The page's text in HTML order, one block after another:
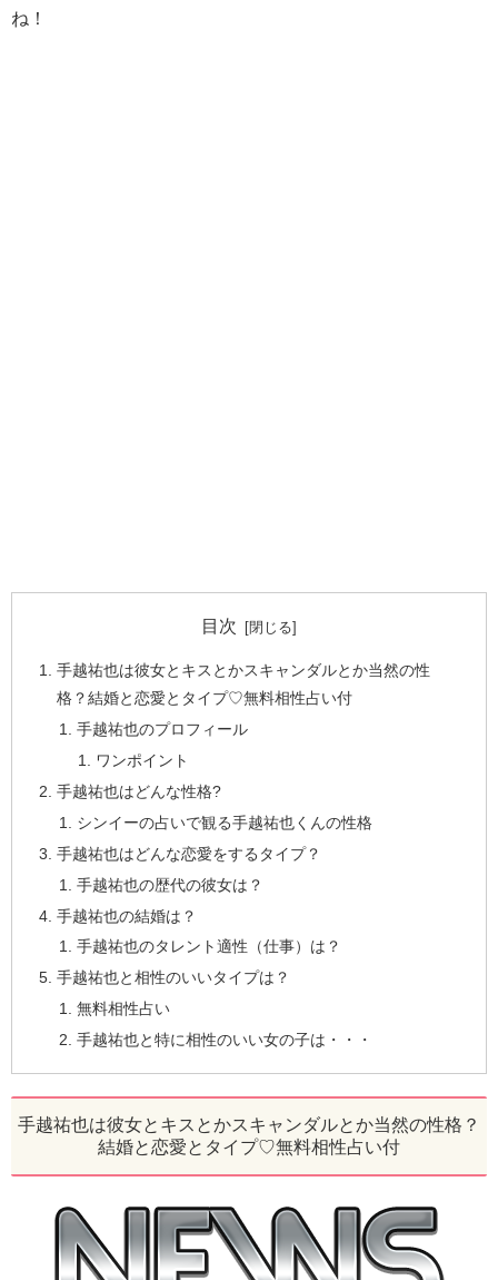
ね！
目次
手越祐也は彼女とキスとかスキャンダルとか当然の性
格？結婚と恋愛とタイプ♡無料相性占い付
手越祐也のプロフィール
ワンポイント
手越祐也はどんな性格?
シンイーの占いで観る手越祐也くんの性格
手越祐也はどんな恋愛をするタイプ？
手越祐也の歴代の彼女は？
手越祐也の結婚は？
手越祐也のタレント適性（仕事）は？
手越祐也と相性のいいタイプは？
無料相性占い
手越祐也と特に相性のいい女の子は・・・
手越祐也は彼女とキスとかスキャンダルとか当然の性格？
結婚と恋愛とタイプ♡無料相性占い付